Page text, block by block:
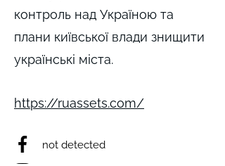
контроль над Україною та
плани київської влади знищити
українські міста.
https://ruassets.com/
not detected